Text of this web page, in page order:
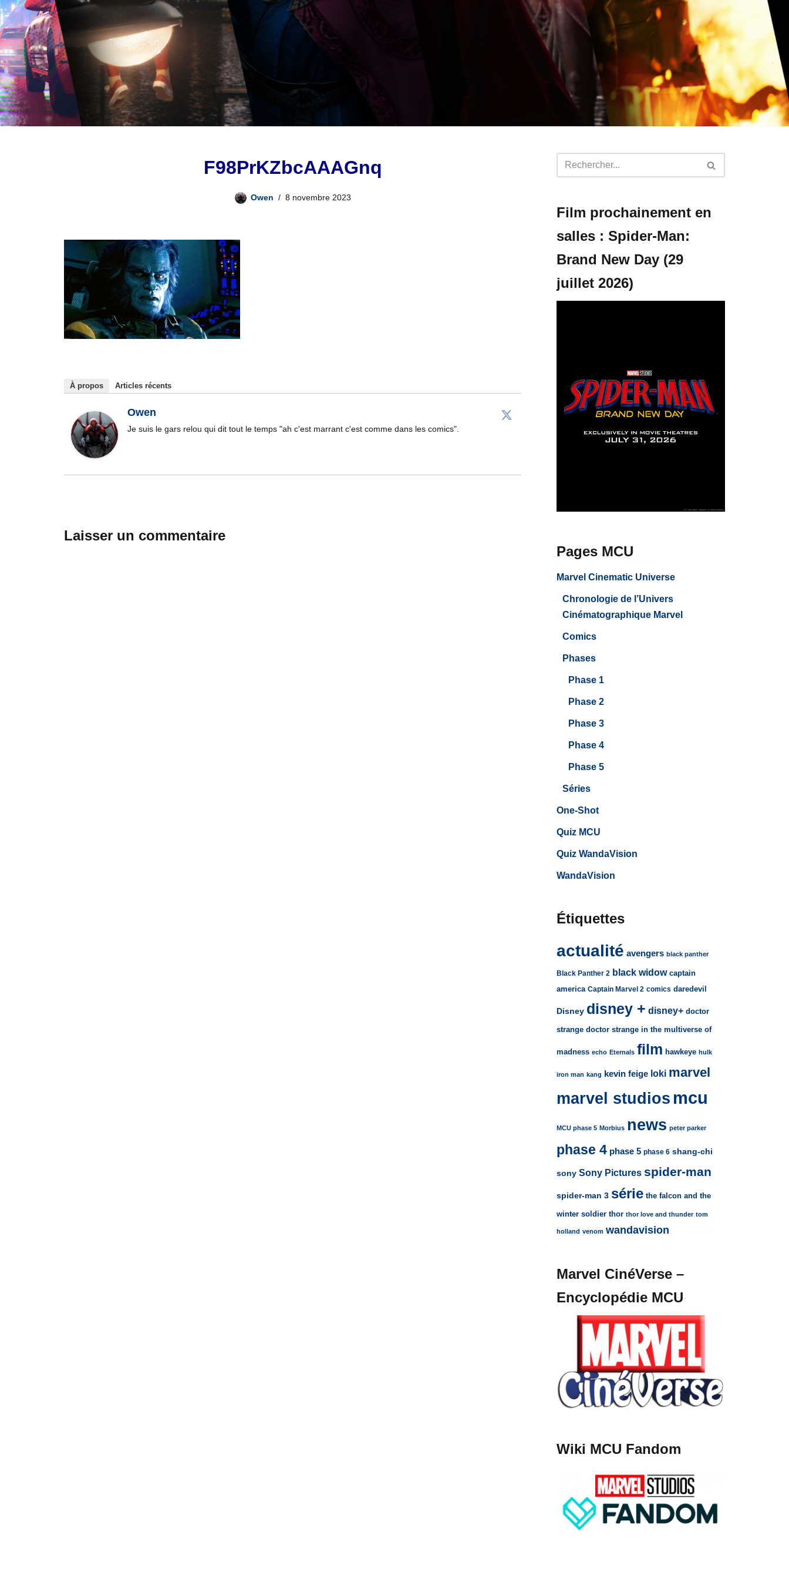
F98PrKZbcAAAGnq
Owen 8 novembre 2023
À propos Articles récents
Owen
Je suis le gars relou qui dit tout le temps "ah c'est marrant c'est comme dans les comics".
Laisser un commentaire
Film prochainement en
salles : Spider-Man:
Brand New Day (29
juillet 2026)
Pages MCU
Marvel Cinematic Universe
Chronologie de l’Univers
Cinématographique Marvel
Comics
Phases
Phase 1
Phase 2
Phase 3
Phase 4
Phase 5
Séries
One-Shot
Quiz MCU
Quiz WandaVision
WandaVision
Étiquettes
actualité avengers black panther
Black Panther 2 black widow captain
america Captain Marvel 2 comics daredevil
Disney disney + disney+ doctor
strange doctor strange in the multiverse of
madness echo Eternals film hawkeye hulk
iron man kang kevin feige loki marvel
marvel studios mcu
MCU phase 5 Morbius news peter parker
phase 4 phase 5 phase 6 shang-chi
sony Sony Pictures spider-man
spider-man 3 série the falcon and the
winter soldier thor thor love and thunder tom
holland venom wandavision
Marvel CinéVerse –
Encyclopédie MCU
Wiki MCU Fandom